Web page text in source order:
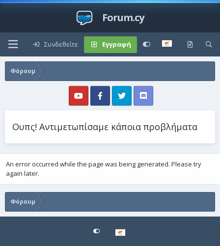
Forum.cy
Συνδεθείτε Εγγραφή
Φόρουμ
Ουπς! Αντιμετωπίσαμε κάποια προβλήματα
An error occurred while the page was being generated. Please try
again later.
Φόρουμ